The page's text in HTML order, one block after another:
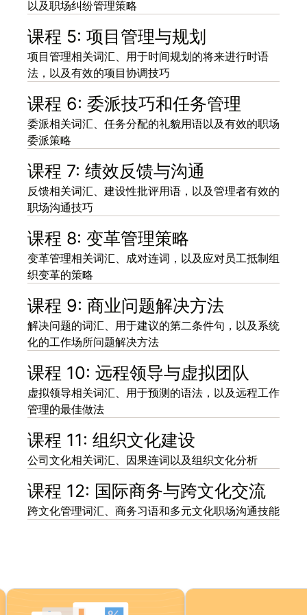
以及职场纠纷管理策略
课程 5: 项目管理与规划
项目管理相关词汇、用于时间规划的将来进行时语
法，以及有效的项目协调技巧
课程 6: 委派技巧和任务管理
委派相关词汇、任务分配的礼貌用语以及有效的职场
委派策略
课程 7: 绩效反馈与沟通
反馈相关词汇、建设性批评用语，以及管理者有效的
职场沟通技巧
课程 8: 变革管理策略
变革管理相关词汇、成对连词，以及应对员工抵制组
织变革的策略
课程 9: 商业问题解决方法
解决问题的词汇、用于建议的第二条件句，以及系统
化的工作场所问题解决方法
课程 10: 远程领导与虚拟团队
虚拟领导相关词汇、用于预测的语法，以及远程工作
管理的最佳做法
课程 11: 组织文化建设
公司文化相关词汇、因果连词以及组织文化分析
课程 12: 国际商务与跨文化交流
跨文化管理词汇、商务习语和多元文化职场沟通技能